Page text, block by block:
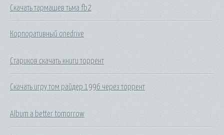
Скачать тармашев тьма fb2
Корпоративный onedrive
Стариков скачать книги торрент
Скачать игру том райдер 1996 через торрент
Album a better tomorrow